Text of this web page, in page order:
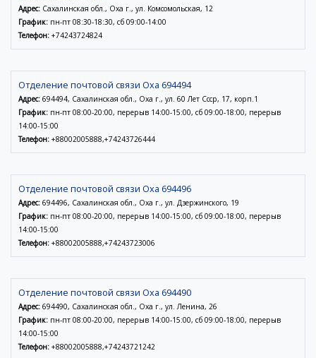
Адрес: Сахалинская обл., Оха г., ул. Комсомольская, 12
График: пн-пт 08:30-18:30, сб 09:00-14:00
Телефон: +74243724824
Отделение почтовой связи Оха 694494
Адрес: 694494, Сахалинская обл., Оха г., ул. 60 Лет Ссср, 17, корп.1
График: пн-пт 08:00-20:00, перерыв 14:00-15:00, сб 09:00-18:00, перерыв
14:00-15:00
Телефон: +88002005888,+74243726444
Отделение почтовой связи Оха 694496
Адрес: 694496, Сахалинская обл., Оха г., ул. Дзержинского, 19
График: пн-пт 08:00-20:00, перерыв 14:00-15:00, сб 09:00-18:00, перерыв
14:00-15:00
Телефон: +88002005888,+74243723006
Отделение почтовой связи Оха 694490
Адрес: 694490, Сахалинская обл., Оха г., ул. Ленина, 26
График: пн-пт 08:00-20:00, перерыв 14:00-15:00, сб 09:00-18:00, перерыв
14:00-15:00
Телефон: +88002005888,+74243721242